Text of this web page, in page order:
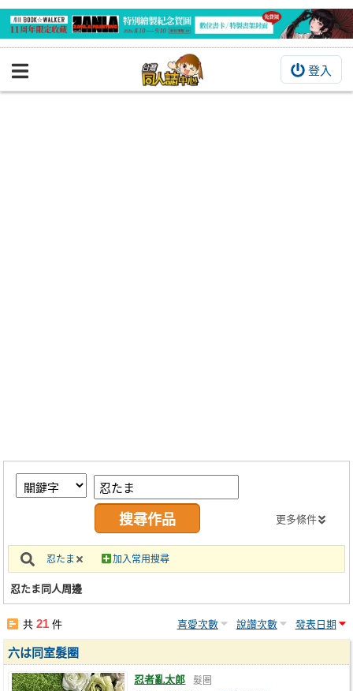
登入
BOOKY書集倉庫
繪圖藝廊
交流中心
攤位轉讓區
會員功能選單
註冊會員
更多條件
忍たま 加入常用搜尋
忍たま同人周邊
共21 件 喜愛次數 說讚次數 發表日期
六は同室髮圈
忍者亂太郎 髮圈